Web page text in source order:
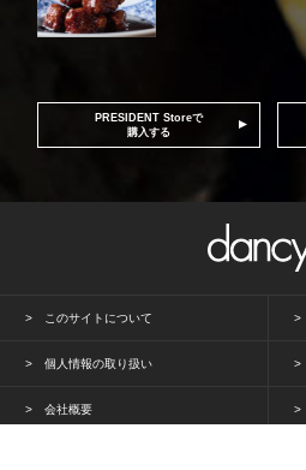
PRESIDENT Storeで
購入する
このサイトについて
個人情報の取り扱い
会社概要